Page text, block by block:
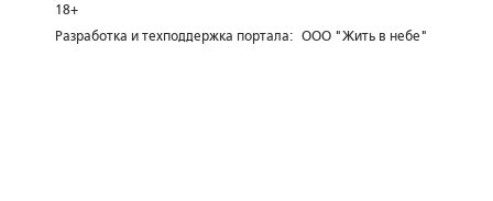
18+
Разработка и техподдержка портала: ООО "Жить в небе"